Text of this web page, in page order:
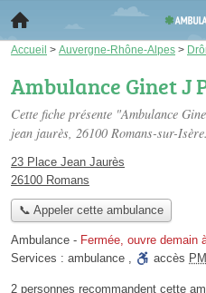
Accueil > Auvergne-Rhône-Alpes >
Ambulance Ginet J
Cette fiche présente "Ambulance
jean jaurès, 26100 Romans-sur-Isère.
23 Place Jean Jaurès
26100 Romans
📞 Appeler cette ambulance
Ambulance - Fermée, ouvre demain
Services : ambulance , accès
2 personnes recommandent cette